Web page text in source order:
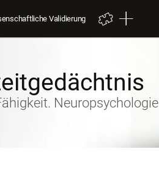
Validierung
Neuropsychologie